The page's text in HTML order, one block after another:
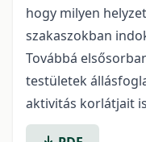
hogy milyen
szakaszokban
Továbbá
testületek
aktivitás korlátjait